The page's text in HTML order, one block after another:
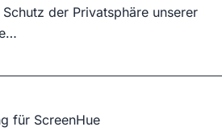
der Privatsphäre unserer
für ScreenHue